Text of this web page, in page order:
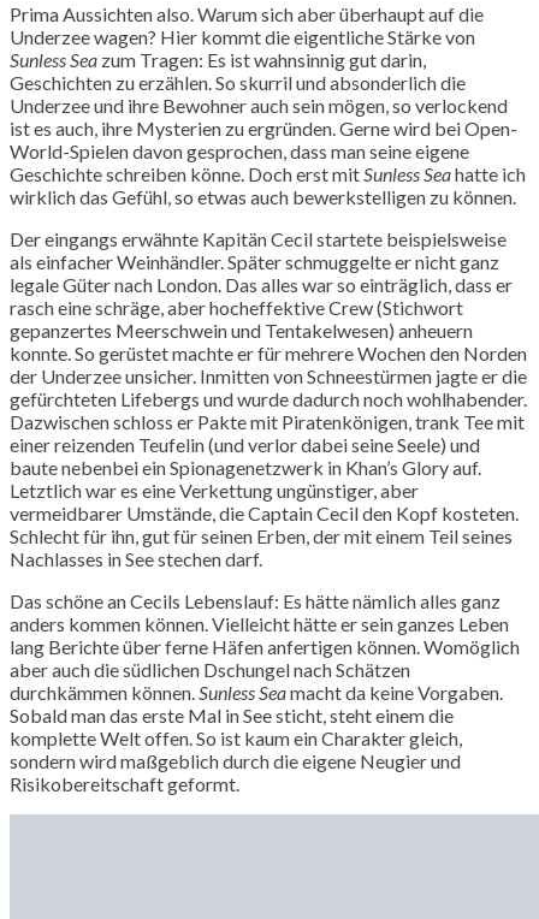
Prima Aussichten also. Warum sich aber überhaupt auf die
Underzee wagen? Hier kommt die eigentliche Stärke von
Sunless Sea zum Tragen: Es ist wahnsinnig gut darin,
Geschichten zu erzählen. So skurril und absonderlich die
Underzee und ihre Bewohner auch sein mögen, so verlockend
ist es auch, ihre Mysterien zu ergründen. Gerne wird bei Open-
World-Spielen davon gesprochen, dass man seine eigene
Geschichte schreiben könne. Doch erst mit Sunless Seahatte ich
wirklich das Gefühl, so etwas auch bewerkstelligen zu können.
Der eingangs erwähnte Kapitän Cecil startete beispielsweise
als einfacher Weinhändler. Später schmuggelte er nicht ganz
legale Güter nach London. Das alles war so einträglich, dass er
rasch eine schräge, aber hocheffektive Crew (Stichwort
gepanzertes Meerschwein und Tentakelwesen) anheuern
konnte. So gerüstet machte er für mehrere Wochen den Norden
der Underzee unsicher. Inmitten von Schneestürmen jagte er die
gefürchteten Lifebergs und wurde dadurch noch wohlhabender.
Dazwischen schloss er Pakte mit Piratenkönigen, trank Tee mit
einer reizenden Teufelin (und verlor dabei seine Seele) und
baute nebenbei ein Spionagenetzwerk in Khan’s Glory auf.
Letztlich war es eine Verkettung ungünstiger, aber
vermeidbarer Umstände, die Captain Cecil den Kopf kosteten.
Schlecht für ihn, gut für seinen Erben, der mit einem Teil seines
Nachlasses in See stechen darf.
Das schöne an Cecils Lebenslauf: Es hätte nämlich alles ganz
anders kommen können. Vielleicht hätte er sein ganzes Leben
lang Berichte über ferne Häfen anfertigen können. Womöglich
aber auch die südlichen Dschungel nach Schätzen
durchkämmen können. Sunless Seamacht da keine Vorgaben.
Sobald man das erste Mal in See sticht, steht einem die
komplette Welt offen. So ist kaum ein Charakter gleich,
sondern wird maßgeblich durch die eigene Neugier und
Risikobereitschaft geformt.